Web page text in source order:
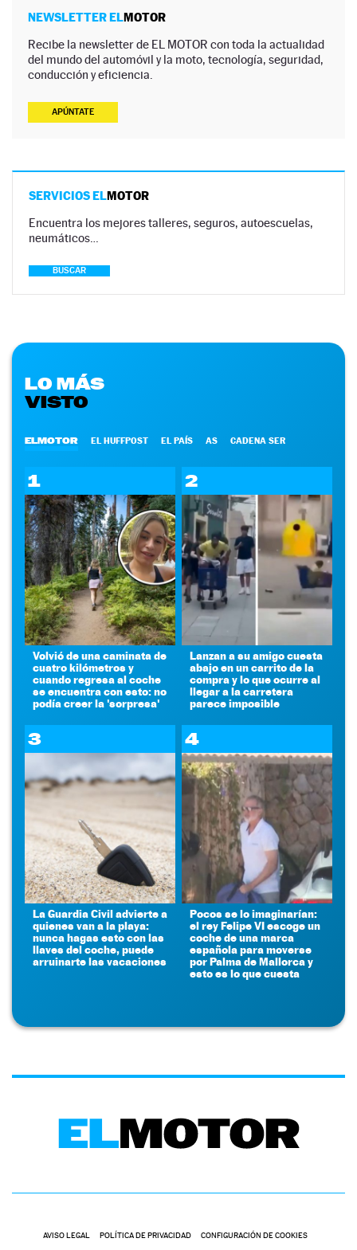
NEWSLETTER ELMOTOR
Recibe la newsletter de EL MOTOR con toda la actualidad
del mundo del automóvil y la moto, tecnología, seguridad,
conducción y eficiencia.
APÚNTATE
SERVICIOS ELMOTOR
Encuentra los mejores talleres, seguros, autoescuelas,
neumáticos…
BUSCAR
LO MÁS
VISTO
ELMOTOR EL HUFFPOST EL PAÍS AS CADENA SER
1
Volvió de una caminata de
cuatro kilómetros y
cuando regresa al coche
se encuentra con esto: no
podía creer la 'sorpresa'
2
Lanzan a su amigo cuesta
abajo en un carrito de la
compra y lo que ocurre al
llegar a la carretera
parece imposible
3
La Guardia Civil advierte a
quienes van a la playa:
nunca hagas esto con las
llaves del coche, puede
arruinarte las vacaciones
4
Pocos se lo imaginarían:
el rey Felipe VI escoge un
coche de una marca
española para moverse
por Palma de Mallorca y
esto es lo que cuesta
AVISO LEGAL POLÍTICA DE PRIVACIDAD CONFIGURACIÓN DE COOKIES